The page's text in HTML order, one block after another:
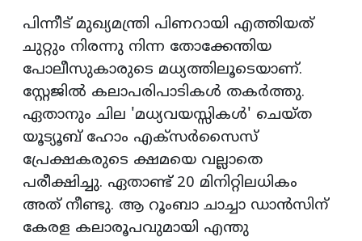
പിന്നീട് മുഖ്യമന്ത്രി പിണറായി എത്തിയത്
ചുറ്റും നിരന്നു നിന്ന തോക്കേന്തിയ
പോലീസുകാരുടെ മധ്യത്തിലൂടെയാണ്.
സ്റ്റേജിൽ കലാപരിപാടികൾ തകർത്തു.
ഏതാനും ചില 'മധ്യവയസ്സികൾ' ചെയ്‌ത
യൂട്യൂബ് ഹോം എക്‌സർസൈസ്
പ്രേക്ഷകരുടെ ക്ഷമയെ വല്ലാതെ
പരീക്ഷിച്ചു. ഏതാണ്ട് 20 മിനിറ്റിലധികം
അത് നീണ്ടു. ആ റൂംബാ ചാച്ചാ ഡാൻസിന്
കേരള കലാരൂപവുമായി എന്തു